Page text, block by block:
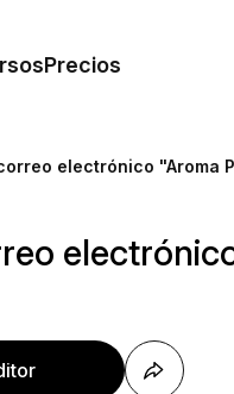
Precios
electrónico "Aroma